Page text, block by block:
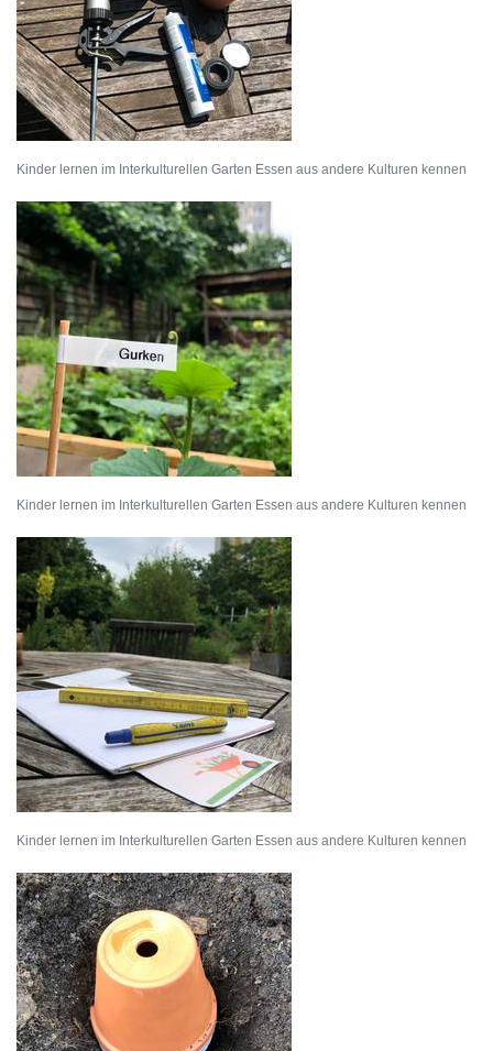
Kinder lernen im Interkulturellen Garten Essen aus andere Kulturen kennen
Kinder lernen im Interkulturellen Garten Essen aus andere Kulturen kennen
Kinder lernen im Interkulturellen Garten Essen aus andere Kulturen kennen